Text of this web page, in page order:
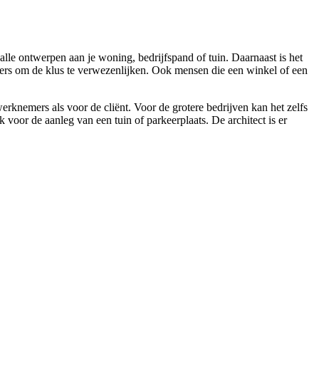
ontwerpen aan je woning, bedrijfspand of tuin. Daarnaast is het
om de klus te verwezenlijken. Ook mensen die een winkel of een
als voor de cliënt. Voor de grotere bedrijven kan het zelfs
de aanleg van een tuin of parkeerplaats. De architect is er